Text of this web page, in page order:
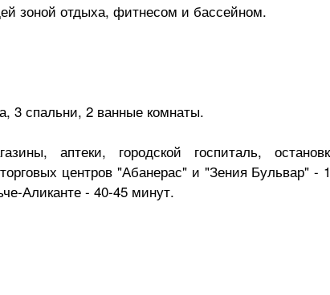
зоной отдыха, фитнесом и бассейном.
3 спальни, 2 ванные комнаты.
аптеки, городской госпиталь,
центров "Абанерас" и "Зения Бульвар" -
Аликанте - 40-45 минут.